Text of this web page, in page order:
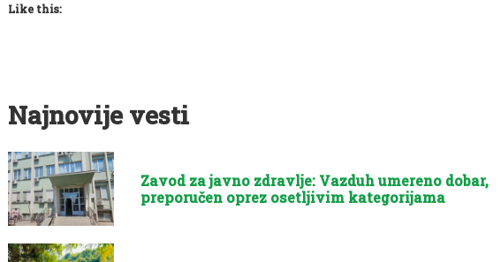
Like this:
Najnovije vesti
Zavod za javno zdravlje: Vazduh umereno dobar,
preporučen oprez osetljivim kategorijama